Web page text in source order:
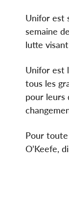
Unifor est
semaine
lutte
Unifor est
tous les
pour leurs
Pour
O’Keefe,